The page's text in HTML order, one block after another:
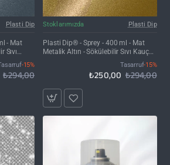
Plasti Dip
- Mat
Sıvı
-15%
₺294,00
İNDIRIM'DE
Stoklarımızda Plasti Dip
Plasti Dip® - Sprey - 400 ml - Mat
Metalik Altın - Sökülebilir Sıvı Kauçuk
Tasarruf-15%
₺250,00 ₺294,00